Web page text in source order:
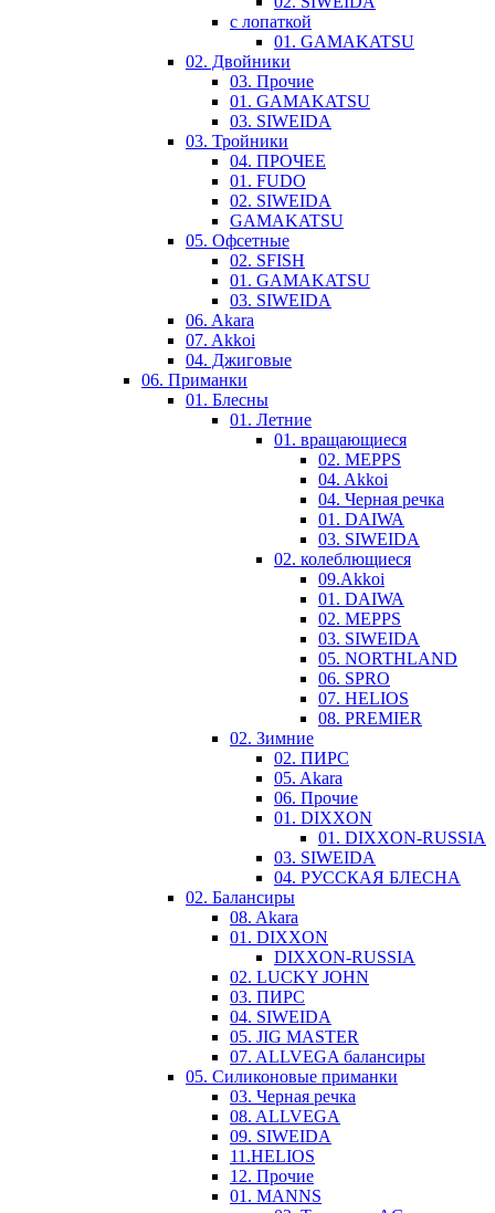
с лопаткой
01. GAMAKATSU
02. Двойники
03. Прочие
01. GAMAKATSU
03. SIWEIDA
03. Тройники
04. ПРОЧЕЕ
01. FUDO
02. SIWEIDA
GAMAKATSU
05. Офсетные
02. SFISH
01. GAMAKATSU
03. SIWEIDA
06. Akara
07. Akkoi
04. Джиговые
06. Приманки
01. Блесны
01. Летние
01. вращающиеся
02. MEPPS
04. Akkoi
04. Черная речка
01. DAIWA
03. SIWEIDA
02. колеблющиеся
09.Akkoi
01. DAIWA
02. MEPPS
03. SIWEIDA
05. NORTHLAND
06. SPRO
07. HELIOS
08. PREMIER
02. Зимние
02. ПИРС
05. Akara
06. Прочие
01. DIXXON
01. DIXXON-RUSSIA
03. SIWEIDA
04. РУССКАЯ БЛЕСНА
02. Балансиры
08. Akara
01. DIXXON
DIXXON-RUSSIA
02. LUCKY JOHN
03. ПИРС
04. SIWEIDA
05. JIG MASTER
07. ALLVEGA балансиры
05. Силиконовые приманки
03. Черная речка
08. ALLVEGA
09. SIWEIDA
11.HELIOS
12. Прочие
01. MANNS